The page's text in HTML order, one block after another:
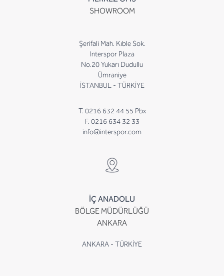
SHOWROOM
Şerifali Mah. Kıble Sok.
Interspor Plaza
No.20 Yukarı Dudullu
Ümraniye
İSTANBUL - TÜRKİYE
T. 0216 632 44 55 Pbx
F. 0216 634 32 33
info@interspor.com
İÇ ANADOLU
BÖLGE MÜDÜRLÜĞÜ
ANKARA
ANKARA - TÜRKİYE